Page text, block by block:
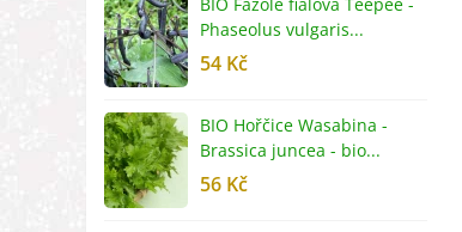
Phaseolus vulgaris...
54 Kč
BIO Hořčice Wasabina -
Brassica juncea - bio...
56 Kč